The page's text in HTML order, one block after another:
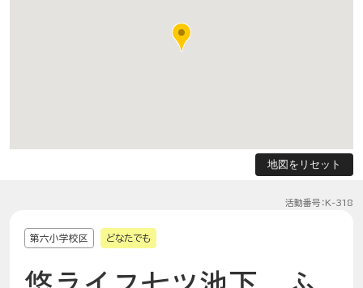
地図をリセット
活動番号：K-318
第六小学校区 どなたでも